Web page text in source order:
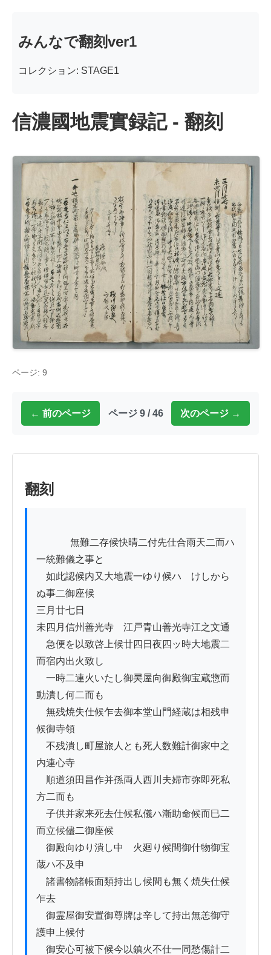
みんなで翻刻ver1
コレクション: STAGE1
信濃國地震實録記 - 翻刻
ページ: 9
← 前のページ ページ 9 / 46 次のページ →
翻刻
一統難儀之事と
如此認候内又大地震一ゆり候ハゝけしから
ぬ事二御座候
三月廿七日
未四月信州善光寺ゟ江戸青山善光寺江之文通
急便を以致啓上候廿四日夜四ッ時大地震二
而宿内出火致し
一時二連火いたし御㚑屋向御殿御宝蔵惣而
動潰し何二而も
無残焼失仕候乍去御本堂山門経蔵は相残申
候御寺領
不残潰し町屋旅人とも死人数難計御家中之
内連心寺
順道須田昌作并孫両人西川夫婦市弥即死私
方二而も
子供并家来死去仕候私儀ハ漸助命候而巳二
而立候儘二御座候
御殿向ゆり潰し中ゟ火廻り候間御什物御宝
蔵ハ不及申
諸書物諸帳面類持出し候間も無く焼失仕候
乍去
御霊屋御安置御尊牌は辛して持出無恙御守
護申上候付
御安心可被下候今以鎮火不仕一同愁傷計二